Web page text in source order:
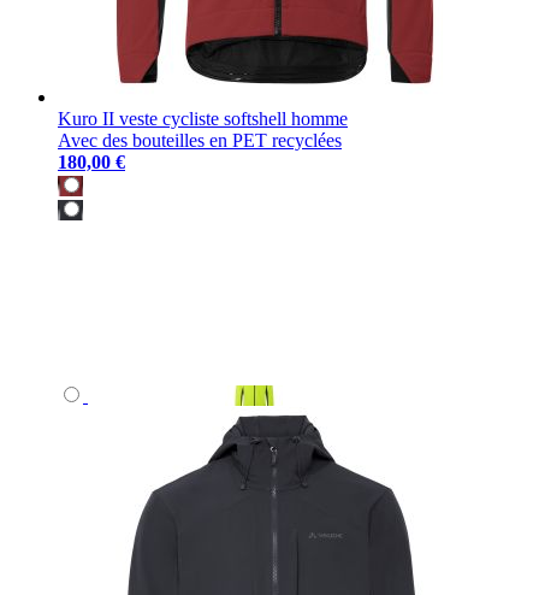
Kuro II veste cycliste softshell homme
Avec des bouteilles en PET recyclées
180,00 €